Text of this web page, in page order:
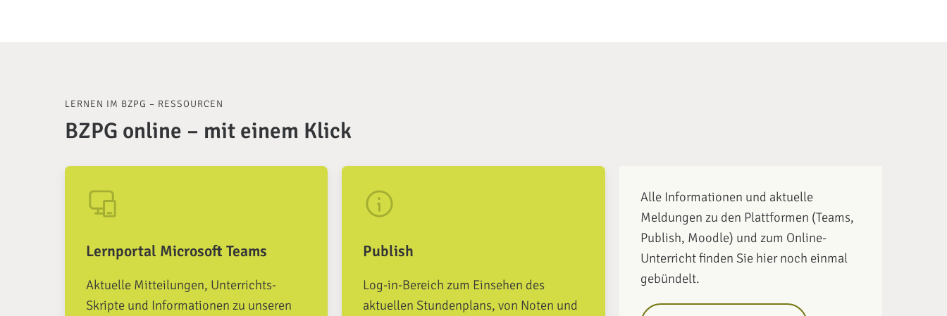
LERNEN IM BZPG – RESSOURCEN
BZPG online – mit einem Klick
Lernportal Microsoft Teams
Aktuelle Mitteilungen, Unterrichts-
Skripte und Informationen zu unseren
Publish
Log-in-Bereich zum Einsehen des
aktuellen Stundenplans, von Noten und
Alle Informationen und aktuelle
Meldungen zu den Plattformen (Teams,
Publish, Moodle) und zum Online-
Unterricht finden Sie hier noch einmal
gebündelt.